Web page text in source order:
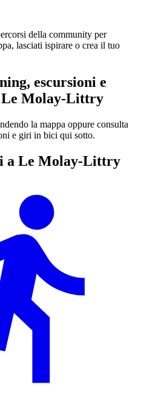
della community per
lasciati ispirare o crea il tuo
escursioni e
Le Molay-Littry
la mappa oppure consulta
e giri in bici qui sotto.
a Le Molay-Littry